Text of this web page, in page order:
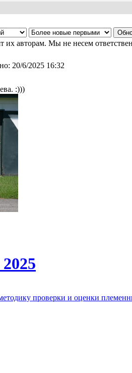
авторам. Мы не несем
20/6/2025 16:32
:)))
проверки и оценки